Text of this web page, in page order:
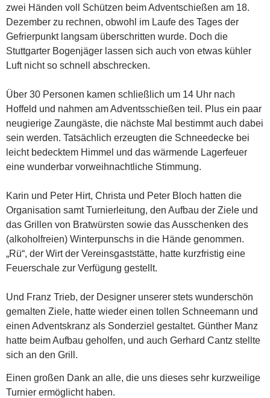
zwei Händen voll Schützen beim Adventschießen am 18.
Dezember zu rechnen, obwohl im Laufe des Tages der
Gefrierpunkt langsam überschritten wurde. Doch die
Stuttgarter Bogenjäger lassen sich auch von etwas kühler
Luft nicht so schnell abschrecken.
Über 30 Personen kamen schließlich um 14 Uhr nach
Hoffeld und nahmen am Adventsschießen teil. Plus ein paar
neugierige Zaungäste, die nächste Mal bestimmt auch dabei
sein werden. Tatsächlich erzeugten die Schneedecke bei
leicht bedecktem Himmel und das wärmende Lagerfeuer
eine wunderbar vorweihnachtliche Stimmung.
Karin und Peter Hirt, Christa und Peter Bloch hatten die
Organisation samt Turnierleitung, den Aufbau der Ziele und
das Grillen von Bratwürsten sowie das Ausschenken des
(alkoholfreien) Winterpunschs in die Hände genommen.
„Rü“, der Wirt der Vereinsgaststätte, hatte kurzfristig eine
Feuerschale zur Verfügung gestellt.
Und Franz Trieb, der Designer unserer stets wunderschön
gemalten Ziele, hatte wieder einen tollen Schneemann und
einen Adventskranz als Sonderziel gestaltet. Günther Manz
hatte beim Aufbau geholfen, und auch Gerhard Cantz stellte
sich an den Grill.
Einen großen Dank an alle, die uns dieses sehr kurzweilige
Turnier ermöglicht haben.